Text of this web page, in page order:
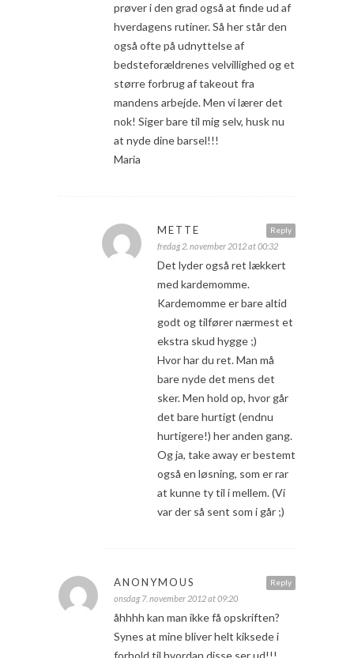
prøver i den grad også at finde ud af
hverdagens rutiner. Så her står den
også ofte på udnyttelse af
bedsteforældrenes velvillighed og et
større forbrug af takeout fra
mandens arbejde. Men vi lærer det
nok! Siger bare til mig selv, husk nu
at nyde dine barsel!!!
Maria
Reply
METTE
fredag 2. november 2012 at 00:32
Det lyder også ret lækkert
med kardemomme.
Kardemomme er bare altid
godt og tilfører nærmest et
ekstra skud hygge ;)
Hvor har du ret. Man må
bare nyde det mens det
sker. Men hold op, hvor går
det bare hurtigt (endnu
hurtigere!) her anden gang.
Og ja, take away er bestemt
også en løsning, som er rar
at kunne ty til i mellem. (Vi
var der så sent som i går ;)
Reply
ANONYMOUS
onsdag 7. november 2012 at 09:20
åhhhh kan man ikke få opskriften?
Synes at mine bliver helt kiksede i